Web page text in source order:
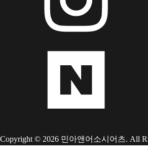
Copyright © 2026 민아앤어소시어츠. All